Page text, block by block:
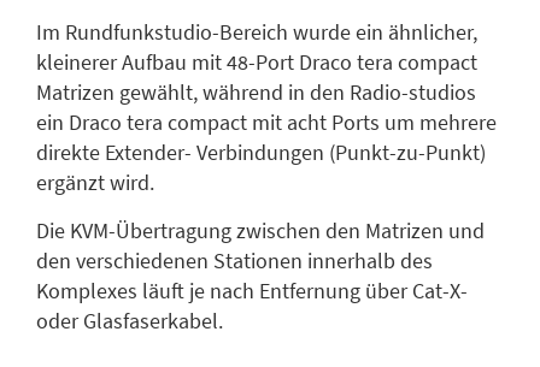
Im Rundfunkstudio-Bereich wurde ein ähnlicher,
kleinerer Aufbau mit 48-Port Draco tera compact
Matrizen gewählt, während in den Radio-studios
ein Draco tera compact mit acht Ports um mehrere
direkte Extender- Verbindungen (Punkt-zu-Punkt)
ergänzt wird.
Die KVM-Übertragung zwischen den Matrizen und
den verschiedenen Stationen innerhalb des
Komplexes läuft je nach Entfernung über Cat-X-
oder Glasfaserkabel.